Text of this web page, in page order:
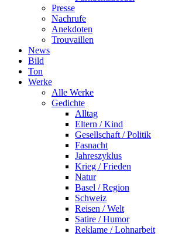
Presse
Nachrufe
Anekdoten
Trouvaillen
News
Bild
Ton
Werke
Alle Werke
Gedichte
Alltag
Eltern / Kind
Gesellschaft / Politik
Fasnacht
Jahreszyklus
Krieg / Frieden
Natur
Basel / Region
Schweiz
Reisen / Welt
Satire / Humor
Reklame / Lohnarbeit